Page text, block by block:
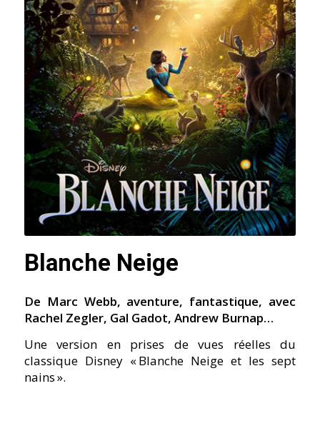
Blanche Neige
De Marc Webb, aventure, fantastique, avec
Rachel Zegler, Gal Gadot, Andrew Burnap…
Une version en prises de vues réelles du
classique Disney « Blanche Neige et les sept
nains ».